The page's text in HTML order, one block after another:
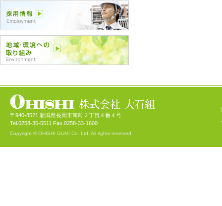
〒940-8521 新潟県長岡市南町２丁目４番４号
Tel.0258-35-5511 Fax.0258-33-1600
Copyright © OHISHI GUMI Co.,Ltd. All rights reserved.